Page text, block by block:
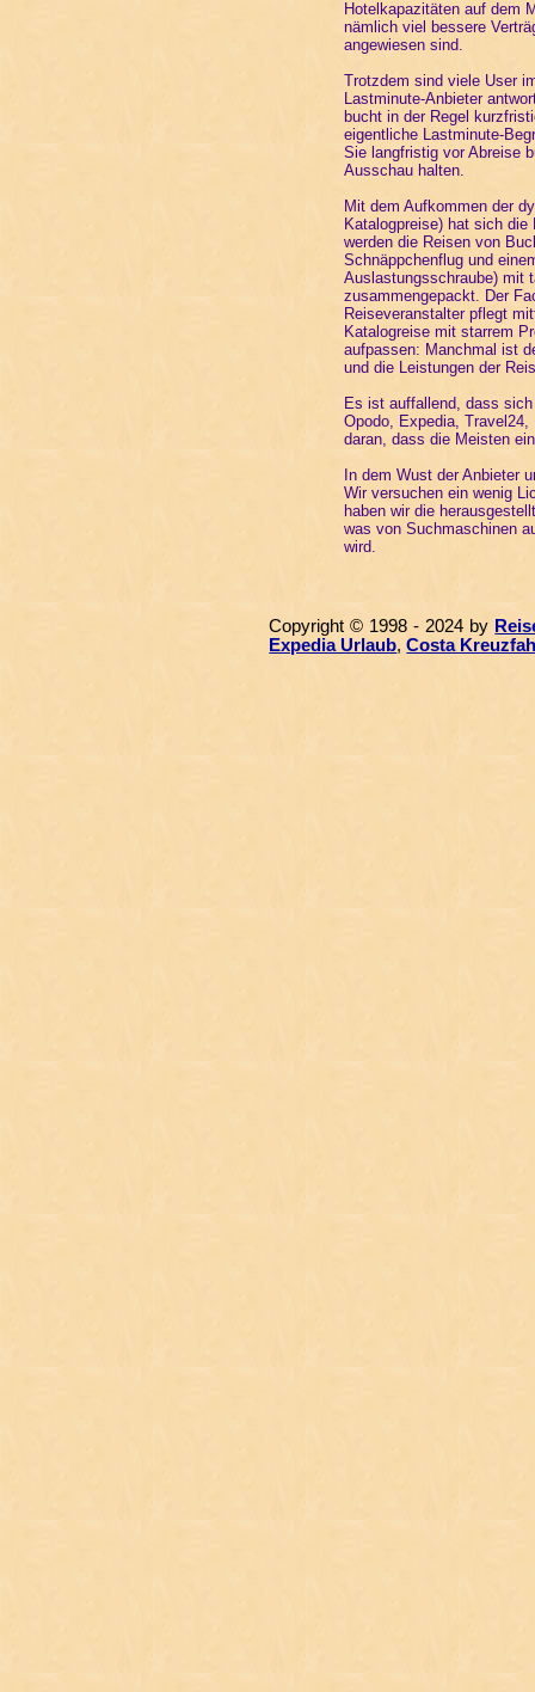
Hotelkapazitäten auf dem
nämlich viel bessere
angewiesen sind.
Trotzdem sind viele User
Lastminute-Anbieter
bucht in der Regel
eigentliche Lastminute-
Sie langfristig vor Abreise
Ausschau halten.
Mit dem Aufkommen der
Katalogpreise) hat sich
werden die Reisen von
Schnäppchenflug und
Auslastungsschraube) mit
zusammengepackt. Der
Reiseveranstalter pflegt
Katalogreise mit starrem
aufpassen: Manchmal ist
und die Leistungen der
Es ist auffallend, dass
Opodo, Expedia,
daran, dass die Meisten
In dem Wust der Anbieter
Wir versuchen ein wenig
haben wir die
was von Suchmaschinen
wird.
Copyright © 1998 - 2024 by
Expedia Urlaub,Costa